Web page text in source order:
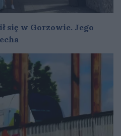
się w Gorzowie. Jego